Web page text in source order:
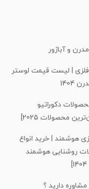
و آباژور
| لیست قیمت لوستر
1404
دکوراتیو
محصولات 2025]
هوشمند | خرید انواع
روشنایی هوشمند
مشاوره دارید ؟